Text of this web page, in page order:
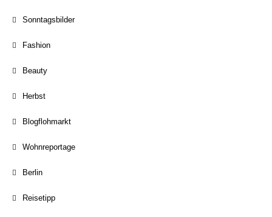
Sonntagsbilder
Fashion
Beauty
Herbst
Blogflohmarkt
Wohnreportage
Berlin
Reisetipp